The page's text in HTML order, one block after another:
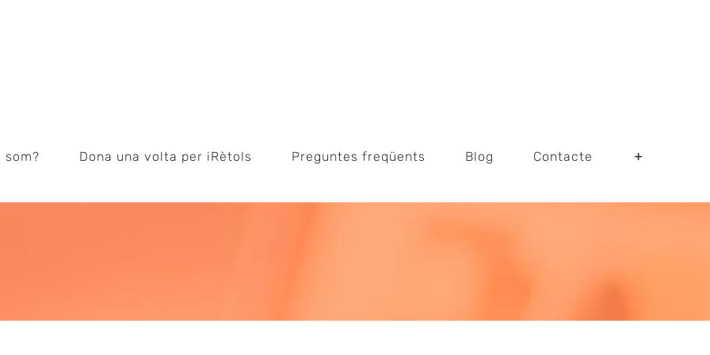
som? Dona una volta per iRètols Preguntes freqüents Blog Contacte